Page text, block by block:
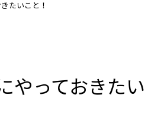
たいこと！
やっておきたい